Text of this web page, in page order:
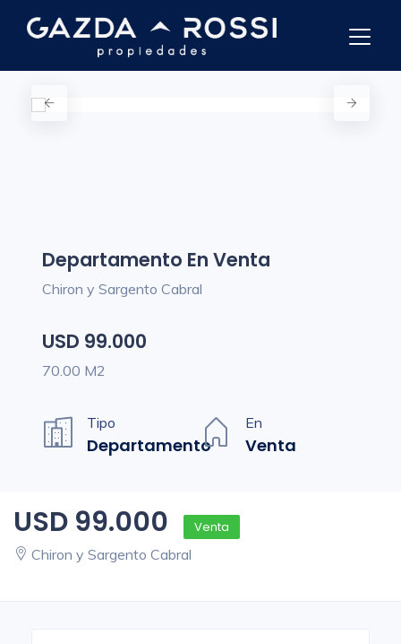
Departamento En Venta
Chiron y Sargento Cabral
USD 99.000
70.00 M2
Tipo
Departamento
En
Venta
USD 99.000 Venta
Chiron y Sargento Cabral